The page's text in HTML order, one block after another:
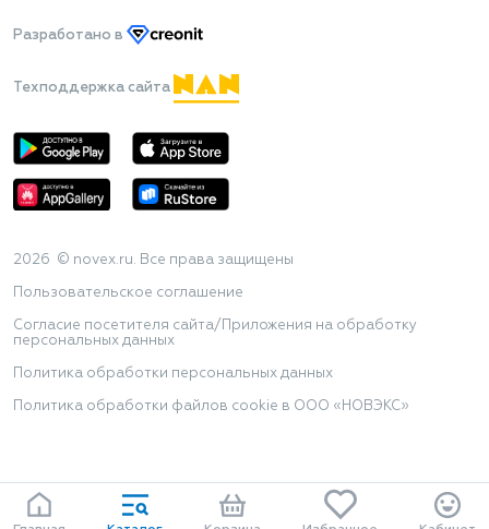
Разработано в
Техподдержка сайта
2026 © novex.ru. Все права защищены
Пользовательское соглашение
Согласие посетителя сайта/Приложения на обработку
персональных данных
Политика обработки персональных данных
Политика обработки файлов cookie в ООО «НОВЭКС»